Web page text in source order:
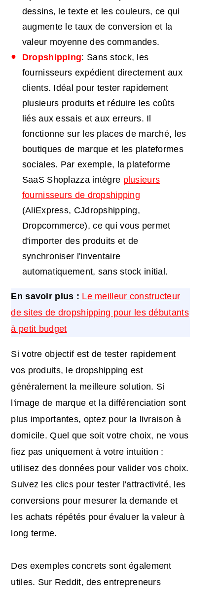
dessins, le texte et les couleurs, ce qui
augmente le taux de conversion et la
valeur moyenne des commandes.
Dropshipping: Sans stock, les
fournisseurs expédient directement aux
clients. Idéal pour tester rapidement
plusieurs produits et réduire les coûts
liés aux essais et aux erreurs. Il
fonctionne sur les places de marché, les
boutiques de marque et les plateformes
sociales. Par exemple, la plateforme
SaaS Shoplazza intègre plusieurs
fournisseurs de dropshipping
(AliExpress, CJdropshipping,
Dropcommerce), ce qui vous permet
d'importer des produits et de
synchroniser l'inventaire
automatiquement, sans stock initial.
En savoir plus : Le meilleur constructeur
de sites de dropshipping pour les débutants
à petit budget
Si votre objectif est de tester rapidement
vos produits, le dropshipping est
généralement la meilleure solution. Si
l'image de marque et la différenciation sont
plus importantes, optez pour la livraison à
domicile. Quel que soit votre choix, ne vous
fiez pas uniquement à votre intuition :
utilisez des données pour valider vos choix.
Suivez les clics pour tester l'attractivité, les
conversions pour mesurer la demande et
les achats répétés pour évaluer la valeur à
long terme.
Des exemples concrets sont également
utiles. Sur Reddit, des entrepreneurs